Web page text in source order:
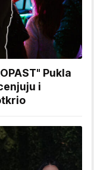
Pukla
i